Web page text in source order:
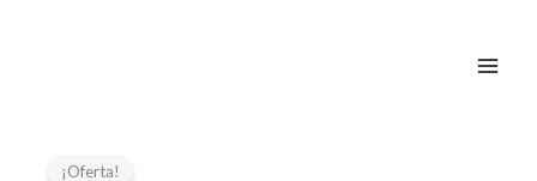
¡Oferta!
SAMI16